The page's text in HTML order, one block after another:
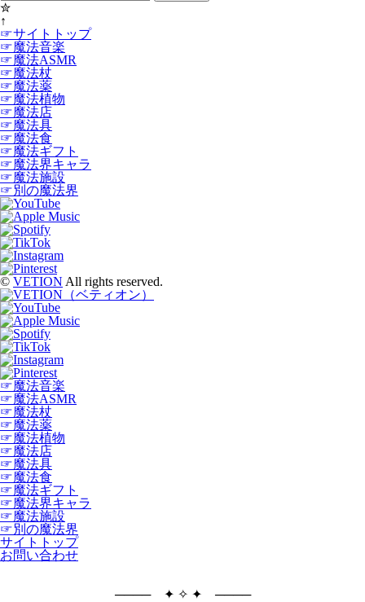
✮
↑
☞サイトトップ
☞魔法音楽
☞魔法ASMR
☞魔法杖
☞魔法薬
☞魔法植物
☞魔法店
☞魔法具
☞魔法食
☞魔法ギフト
☞魔法界キャラ
☞魔法施設
☞別の魔法界
© VETION All rights reserved.
☞魔法音楽
☞魔法ASMR
☞魔法杖
☞魔法薬
☞魔法植物
☞魔法店
☞魔法具
☞魔法食
☞魔法ギフト
☞魔法界キャラ
☞魔法施設
☞別の魔法界
サイトトップ
お問い合わせ
──── ✦ ✧ ✦ ────